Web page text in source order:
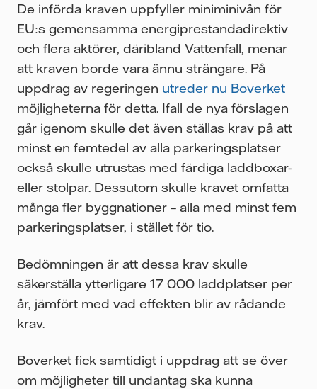
De införda kraven uppfyller miniminivån för
EU:s gemensamma energiprestandadirektiv
och flera aktörer, däribland Vattenfall, menar
att kraven borde vara ännu strängare. På
uppdrag av regeringen utreder nu Boverket
möjligheterna för detta. Ifall de nya förslagen
går igenom skulle det även ställas krav på att
minst en femtedel av alla parkeringsplatser
också skulle utrustas med färdiga laddboxar-
eller stolpar. Dessutom skulle kravet omfatta
många fler byggnationer – alla med minst fem
parkeringsplatser, i stället för tio.
Bedömningen är att dessa krav skulle
säkerställa ytterligare 17 000 laddplatser per
år, jämfört med vad effekten blir av rådande
krav.
Boverket fick samtidigt i uppdrag att se över
om möjligheter till undantag ska kunna